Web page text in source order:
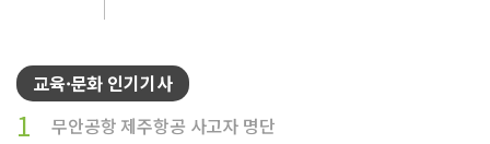
교육·문화 인기기사
1 무안공항 제주항공 사고자 명단